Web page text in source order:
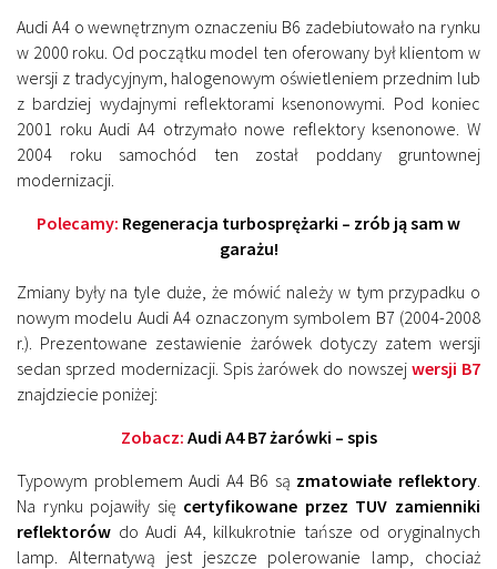
Audi A4 o wewnętrznym oznaczeniu B6 zadebiutowało na rynku
w 2000 roku. Od początku model ten oferowany był klientom w
wersji z tradycyjnym, halogenowym oświetleniem przednim lub
z bardziej wydajnymi reflektorami ksenonowymi. Pod koniec
2001 roku Audi A4 otrzymało nowe reflektory ksenonowe. W
2004 roku samochód ten został poddany gruntownej
modernizacji.
Polecamy: Regeneracja turbosprężarki – zrób ją sam w
garażu!
Zmiany były na tyle duże, że mówić należy w tym przypadku o
nowym modelu Audi A4 oznaczonym symbolem B7 (2004-2008
r.). Prezentowane zestawienie żarówek dotyczy zatem wersji
sedan sprzed modernizacji. Spis żarówek do nowszej wersji B7
znajdziecie poniżej:
Zobacz: Audi A4 B7 żarówki – spis
Typowym problemem Audi A4 B6 są zmatowiałe reflektory
Na rynku pojawiły się certyfikowane przez TUV zamienniki
reflektorów do Audi A4, kilkukrotnie tańsze od oryginalnych
lamp. Alternatywą jest jeszcze polerowanie lamp, chociaż